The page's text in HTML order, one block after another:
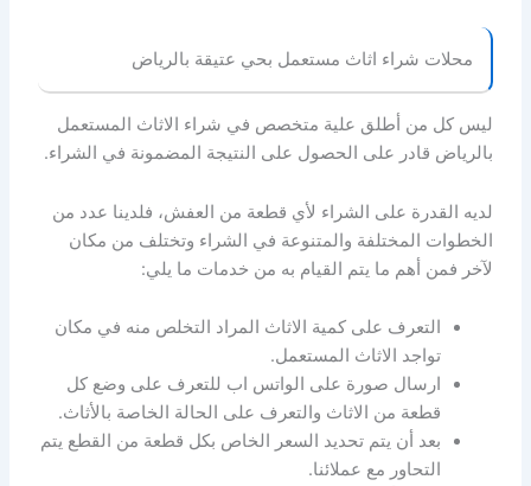
محلات شراء اثاث مستعمل بحي عتيقة بالرياض
ليس كل من أطلق علية متخصص في شراء الاثاث المستعمل
بالرياض قادر على الحصول على النتيجة المضمونة في الشراء.
لديه القدرة على الشراء لأي قطعة من العفش، فلدينا عدد من
الخطوات المختلفة والمتنوعة في الشراء وتختلف من مكان
لآخر فمن أهم ما يتم القيام به من خدمات ما يلي:
التعرف على كمية الاثاث المراد التخلص منه في مكان
تواجد الاثاث المستعمل.
ارسال صورة على الواتس اب للتعرف على وضع كل
قطعة من الاثاث والتعرف على الحالة الخاصة بالأثاث.
بعد أن يتم تحديد السعر الخاص بكل قطعة من القطع يتم
التحاور مع عملائنا.